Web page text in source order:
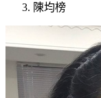
陳均榜